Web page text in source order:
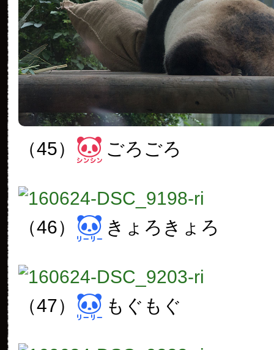
（45） ごろごろ
（46） きょろきょろ
（47） もぐもぐ